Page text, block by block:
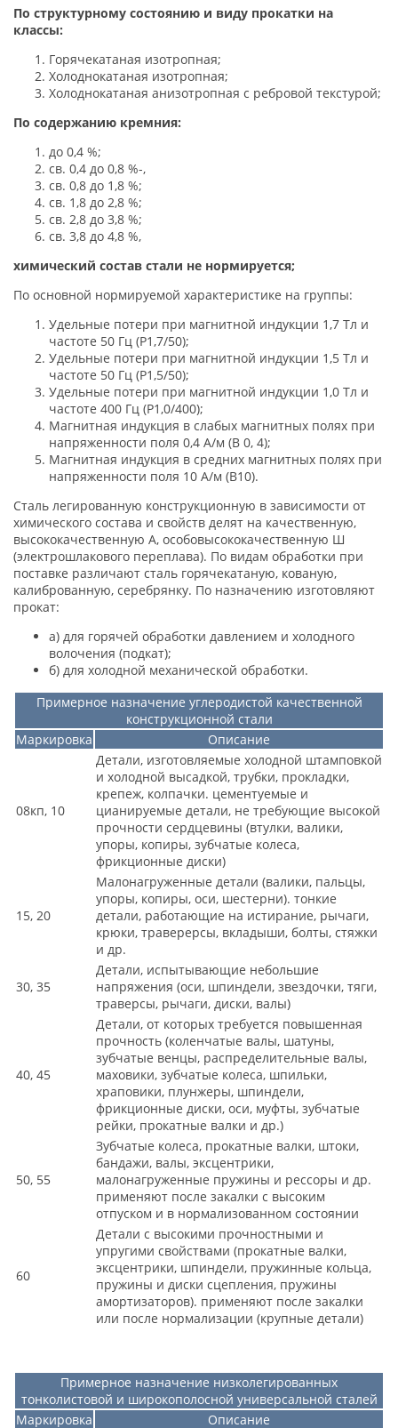
По структурному состоянию и виду прокатки на
классы:
Горячекатаная изотропная;
Холоднокатаная изотропная;
Холоднокатаная анизотропная с ребровой текстурой;
По содержанию кремния:
до 0,4 %;
св. 0,4 до 0,8 %-,
св. 0,8 до 1,8 %;
св. 1,8 до 2,8 %;
св. 2,8 до 3,8 %;
св. 3,8 до 4,8 %,
химический состав стали не нормируется;
По основной нормируемой характеристике на группы:
Удельные потери при магнитной индукции 1,7 Тл и
частоте 50 Гц (P1,7/50);
Удельные потери при магнитной индукции 1,5 Тл и
частоте 50 Гц (P1,5/50);
Удельные потери при магнитной индукции 1,0 Тл и
частоте 400 Гц (P1,0/400);
Магнитная индукция в слабых магнитных полях при
напряженности поля 0,4 А/м (В 0, 4);
Магнитная индукция в средних магнитных полях при
напряженности поля 10 А/м (В10).
Сталь легированную конструкционную в зависимости от
химического состава и свойств делят на качественную,
высококачественную А, особовысококачественную Ш
(электрошлакового переплава). По видам обработки при
поставке различают сталь горячекатаную, кованую,
калиброванную, серебрянку. По назначению изготовляют
прокат:
а) для горячей обработки давлением и холодного
волочения (подкат);
б) для холодной механической обработки.
Примерное назначение углеродистой качественной
конструкционной стали
Маркировка
Описание
08кп, 10
Детали, изготовляемые холодной штамповкой
и холодной высадкой, трубки, прокладки,
крепеж, колпачки. цементуемые и
цианируемые детали, не требующие высокой
прочности сердцевины (втулки, валики,
упоры, копиры, зубчатые колеса,
фрикционные диски)
15, 20
Малонагруженные детали (валики, пальцы,
упоры, копиры, оси, шестерни). тонкие
детали, работающие на истирание, рычаги,
крюки, траверерсы, вкладыши, болты, стяжки
и др.
30, 35
Детали, испытывающие небольшие
напряжения (оси, шпиндели, звездочки, тяги,
траверсы, рычаги, диски, валы)
40, 45
Детали, от которых требуется повышенная
прочность (коленчатые валы, шатуны,
зубчатые венцы, распределительные валы,
маховики, зубчатые колеса, шпильки,
храповики, плунжеры, шпиндели,
фрикционные диски, оси, муфты, зубчатые
рейки, прокатные валки и др.)
50, 55
Зубчатые колеса, прокатные валки, штоки,
бандажи, валы, эксцентрики,
малонагруженные пружины и рессоры и др.
применяют после закалки с высоким
отпуском и в нормализованном состоянии
60
Детали с высокими прочностными и
упругими свойствами (прокатные валки,
эксцентрики, шпиндели, пружинные кольца,
пружины и диски сцепления, пружины
амортизаторов). применяют после закалки
или после нормализации (крупные детали)
Примерное назначение низколегированных
тонколистовой и широкополосной универсальной сталей
Маркировка
Описание